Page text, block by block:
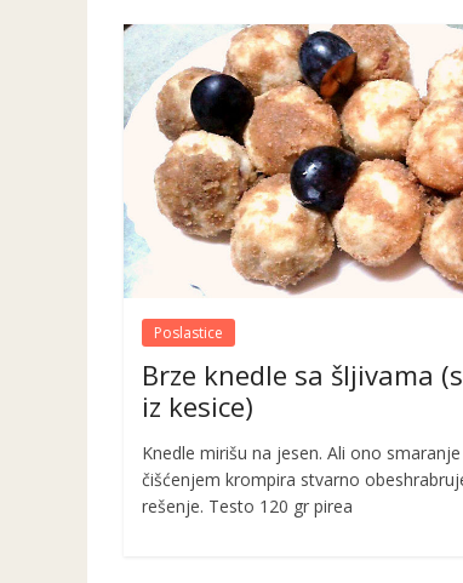
Poslastice
Brze knedle sa šljivama
iz kesice)
Knedle mirišu na jesen. Ali ono
čišćenjem krompira stvarno
rešenje. Testo 120 gr pirea